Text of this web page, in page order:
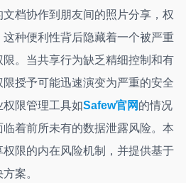
档协作到朋友间的照片分享，权
种便利性背后隐藏着一个被严重
。当共享行为缺乏精细控制和有
授予可能迅速演变为严重的安全
限管理工具如Safew官网的情况
着前所未有的数据泄露风险。本
限的内在风险机制，并提供基于
案。